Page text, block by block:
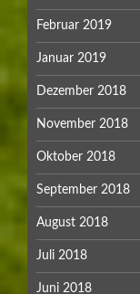
Februar 2019
Januar 2019
Dezember 2018
November 2018
Oktober 2018
September 2018
August 2018
Juli 2018
Juni 2018